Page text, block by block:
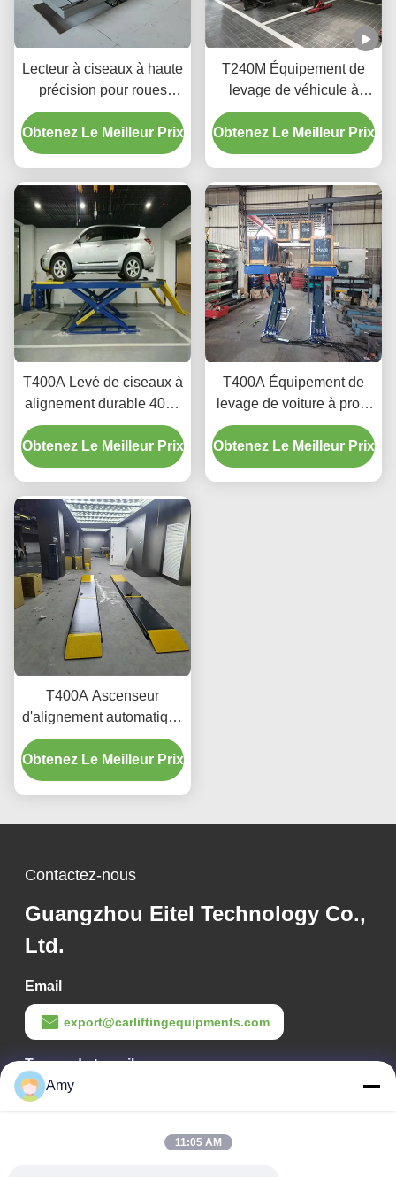
Lecteur à ciseaux à haute
précision pour roues
T400D 4000 kg Capacité
pour ateliers
Obtenez Le Meilleur Prix
T240M Équipement de
levage de véhicule à
deux poteaux à grille
avec technologie de
levage avancée
Obtenez Le Meilleur Prix
T400A Levé de ciseaux à
alignement durable 4000
kg avec levage en
douceur
Obtenez Le Meilleur Prix
T400A Équipement de
levage de voiture à profil
ultra bas pour
l'alignement et l'entretien
Obtenez Le Meilleur Prix
T400A Ascenseur
d'alignement automatique
de précision 380V/220V
avec conception de profil
bas
Obtenez Le Meilleur Prix
Contactez-nous
Guangzhou Eitel Technology Co.,
Ltd.
Email
export@carliftingequipments.com
Temps de travail
09:00-18:00
Amy
11:05 AM